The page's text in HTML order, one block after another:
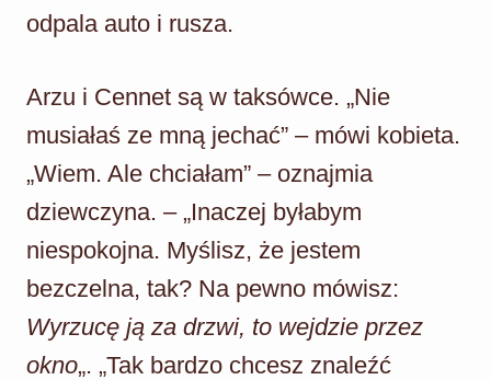
odpala auto i rusza.
Arzu i Cennet są w taksówce. „Nie
musiałaś ze mną jechać” – mówi kobieta.
„Wiem. Ale chciałam” – oznajmia
dziewczyna. – „Inaczej byłabym
niespokojna. Myślisz, że jestem
bezczelna, tak? Na pewno mówisz:
Wyrzucę ją za drzwi, to wejdzie przez
okno„. „Tak bardzo chcesz znaleźć